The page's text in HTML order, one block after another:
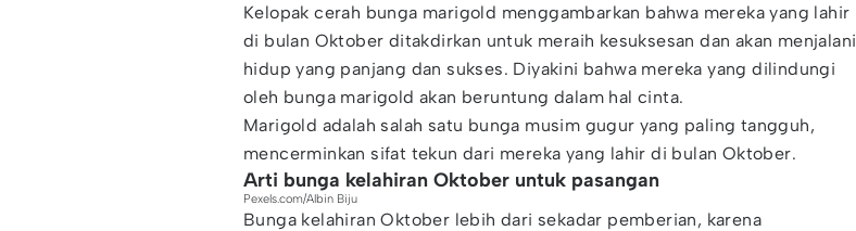
Kelopak cerah bunga marigold menggambarkan bahwa mereka yang lahir
di bulan Oktober ditakdirkan untuk meraih kesuksesan dan akan menjalani
hidup yang panjang dan sukses. Diyakini bahwa mereka yang dilindungi
oleh bunga marigold akan beruntung dalam hal cinta.
Marigold adalah salah satu bunga musim gugur yang paling tangguh,
mencerminkan sifat tekun dari mereka yang lahir di bulan Oktober.
Arti bunga kelahiran Oktober untuk pasangan
Pexels.com/Albin Biju
Bunga kelahiran Oktober lebih dari sekadar pemberian, karena